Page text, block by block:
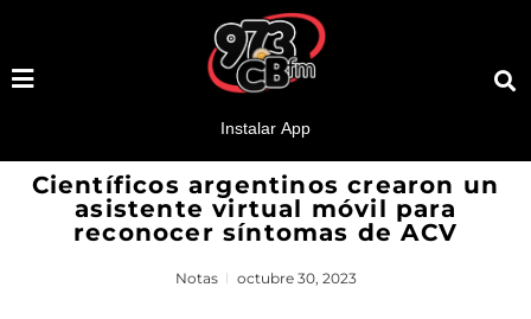
Científicos argentinos crearon un
asistente virtual móvil para
reconocer síntomas de ACV
Notas octubre 30, 2023